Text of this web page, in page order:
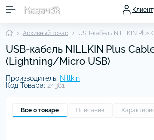
Архивный товар USB-кабель NILLKIN
USB-кабель NILLKIN Plus
(Lightning/Micro USB)
Производитель: Nillkin
Код Товара: 24381
Все о товаре Описание